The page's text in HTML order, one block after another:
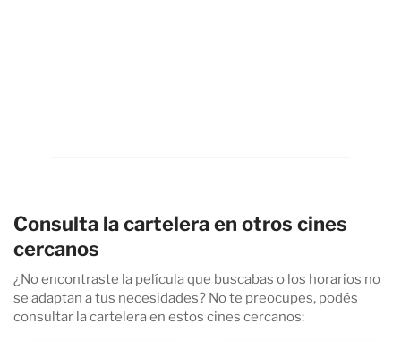
Consulta la cartelera en otros cines
cercanos
¿No encontraste la película que buscabas o los horarios no
se adaptan a tus necesidades? No te preocupes, podés
consultar la cartelera en estos cines cercanos: